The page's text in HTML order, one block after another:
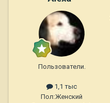
Пользователи.
1,1 тыс
Пол:Женский